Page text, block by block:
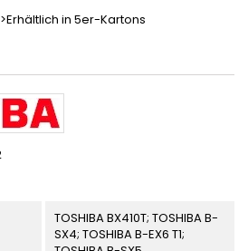
in 5er-Kartons
TOSHIBA BX410T; TOSHIBA B-
SX4; TOSHIBA B-EX6 T1;